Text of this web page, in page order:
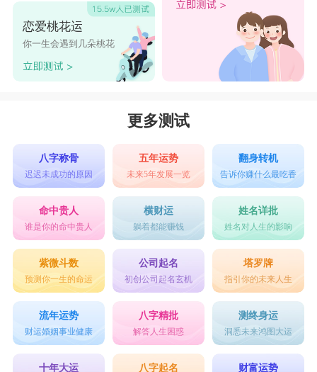
恋爱桃花运
你一生会遇到几朵桃花
更多测试
八字称骨
迟迟未成功的原因
五年运势
未来5年发展一览
翻身转机
告诉你赚什么最吃香
命中贵人
谁是你的命中贵人
横财运
躺着都能赚钱
姓名详批
姓名对人生的影响
紫微斗数
预测你一生的命运
公司起名
初创公司起名玄机
塔罗牌
指引你的未来人生
流年运势
财运婚姻事业健康
八字精批
解答人生困惑
测终身运
洞悉未来鸿图大运
十年大运 八字起名 财富运势